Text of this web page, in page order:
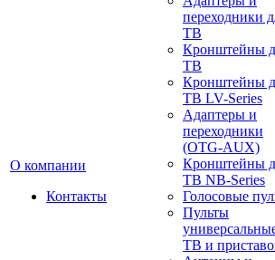
О компании
Контакты
переходники
ТВ
Кронштейны
ТВ
Кронштейны
ТВ LV-Series
Адаптеры и
переходники
(OTG-AUX)
Кронштейны
ТВ NB-Series
Голосовые
Пульты
ТВ и